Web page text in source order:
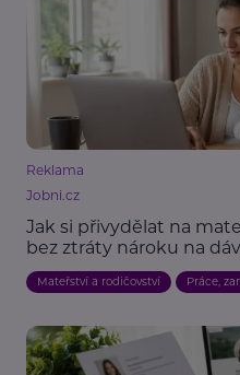
Reklama
Jobni.cz
Jak si přivydělat na
bez ztráty nároku na
Mateřství a rodičovství Práce,